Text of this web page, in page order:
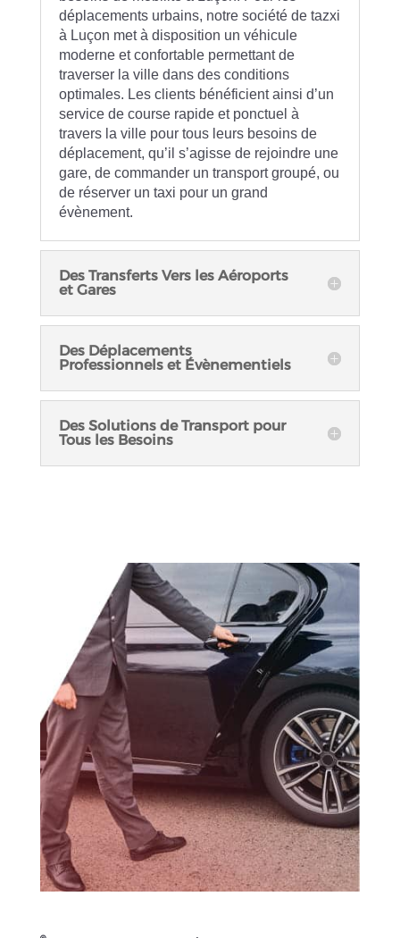
déplacements urbains, notre société de tazxi
à Luçon met à disposition un véhicule
moderne et confortable permettant de
traverser la ville dans des conditions
optimales. Les clients bénéficient ainsi d’un
service de course rapide et ponctuel à
travers la ville pour tous leurs besoins de
déplacement, qu’il s’agisse de rejoindre une
gare, de commander un transport groupé, ou
de réserver un taxi pour un grand
évènement.
Des Transferts Vers les Aéroports
et Gares
Des Déplacements
Professionnels et Évènementiels
Des Solutions de Transport pour
Tous les Besoins